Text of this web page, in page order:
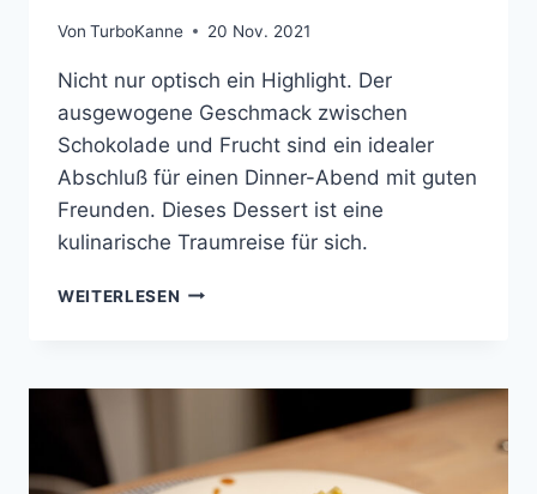
Von TurboKanne 20 Nov. 2021
Nicht nur optisch ein Highlight. Der
ausgewogene Geschmack zwischen
Schokolade und Frucht sind ein idealer
Abschluß für einen Dinner-Abend mit guten
Freunden. Dieses Dessert ist eine
kulinarische Traumreise für sich.
WEITERLESEN SCHOKOLADENKUCHEN
AUF
UND